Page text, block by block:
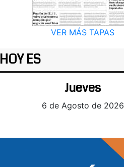
VER MÁS TAPAS
HOY ES
Jueves
6 de Agosto de 2026